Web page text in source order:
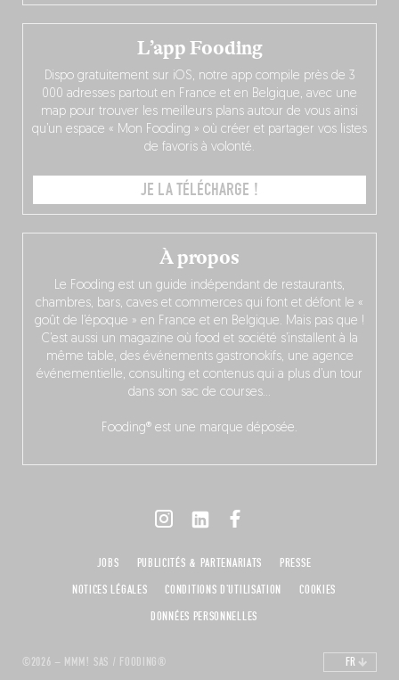
À propos
Le Fooding est un guide indépendant de restaurants,
chambres, bars, caves et commerces qui font et défont le «
goût de l’époque » en France et en Belgique. Mais pas que !
C’est aussi un magazine où food et société s’installent à la
même table, des événements gastronokifs, une agence
événementielle, consulting et contenus qui a plus d’un tour
dans son sac de courses…
Fooding® est une marque déposée.
L’app Fooding
Dispo gratuitement sur iOS, notre app compile près de 3
000 adresses partout en France et en Belgique, avec une
map pour trouver les meilleurs plans autour de vous ainsi
qu’un espace « Mon Fooding » où créer et partager vos listes
de favoris à volonté.
JE LA TÉLÉCHARGE !
©2026 – MMM! SAS / FOODING®
JOBS PUBLICITÉS & PARTENARIATS
PRESSE
NOTICES LÉGALES
CONDITIONS D'UTILISATION
COOKIES
DONNÉES PERSONNELLES
FR